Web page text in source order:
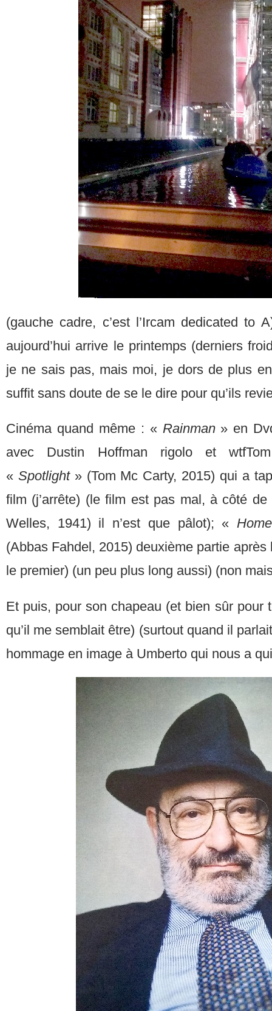
(gauche cadre, c’est l’Ircam dedicated to
aujourd’hui arrive le printemps (derniers
je ne sais pas, mais moi, je dors de plus
suffit sans doute de se le dire pour qu’ils
Cinéma quand même : « Rainman» en
avec Dustin Hoffman rigolo et
« Spotlight» (Tom Mc Carty, 2015) qui a
film (j’arrête) (le film est pas mal, à côté
Welles, 1941) il n’est que pâlot); «
(Abbas Fahdel, 2015) deuxième partie
le premier) (un peu plus long aussi) (non
Et puis, pour son chapeau (et bien sûr pour
qu’il me semblait être) (surtout quand il
hommage en image à Umberto qui nous a